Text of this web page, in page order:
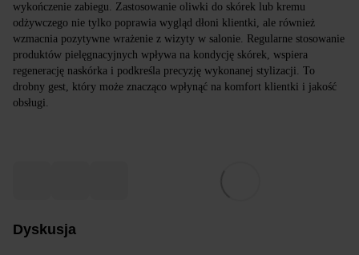
wykończenie zabiegu. Zastosowanie oliwki do skórek lub kremu
odżywczego nie tylko poprawia wygląd dłoni klientki, ale również
wzmacnia pozytywne wrażenie z wizyty w salonie. Regularne stosowanie
produktów pielęgnacyjnych wpływa na kondycję skórek, wspiera
regenerację naskórka i podkreśla precyzję wykonanej stylizacji. To
drobny gest, który może znacząco wpłynąć na komfort klientki i jakość
obsługi.
Dyskusja